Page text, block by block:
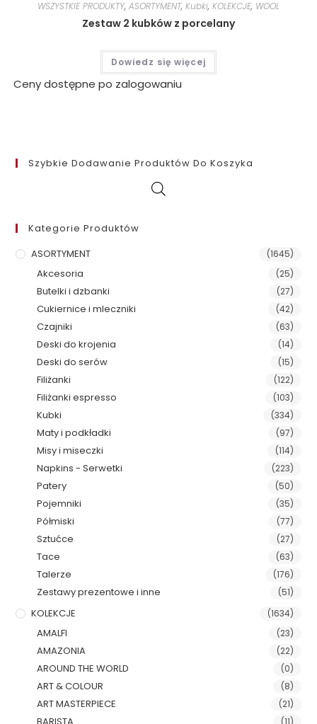
WSZYSTKIE PRODUKTY, ASORTYMENT, Kubki, KOLEKCJE, WOOL
Zestaw 2 kubków z porcelany
Dowiedz się więcej
Ceny dostępne po zalogowaniu
Szybkie Dodawanie Produktów Do Koszyka
Kategorie Produktów
ASORTYMENT
(1645)
Akcesoria (25)
Butelki i dzbanki (27)
Cukiernice i mleczniki (42)
Czajniki (63)
Deski do krojenia (14)
Deski do serów (15)
Filiżanki (122)
Filiżanki espresso (103)
Kubki (334)
Maty i podkładki (97)
Misy i miseczki (114)
Napkins - Serwetki (223)
Patery (50)
Pojemniki (35)
Półmiski (77)
Sztućce (27)
Tace (63)
Talerze (176)
Zestawy prezentowe i inne (51)
KOLEKCJE (1634)
AMALFI (23)
AMAZONIA (22)
AROUND THE WORLD (0)
ART & COLOUR (8)
ART MASTERPIECE (21)